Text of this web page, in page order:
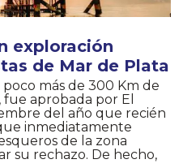
exploración
de Mar de Plata
más de 300 Km de
fue aprobada por El
del año que recién
inmediatamente
de la zona
su rechazo. De hecho,